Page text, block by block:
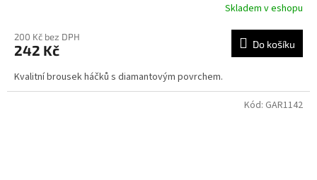
Skladem v eshopu
200 Kč bez DPH
242 Kč Do košíku
Kvalitní brousek háčků s diamantovým povrchem.
Kód: GAR1142